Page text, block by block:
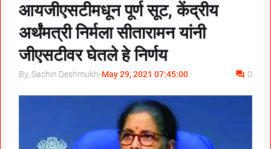
आयजीएसटीमधून पूर्ण सूट, केंद्रीय
अर्थंमत्री निर्मला सीतारामन यांनी
जीएसटीवर घेतले हे निर्णय
By, Sachin Deshmukh-May 29, 2021 07:45:00 0